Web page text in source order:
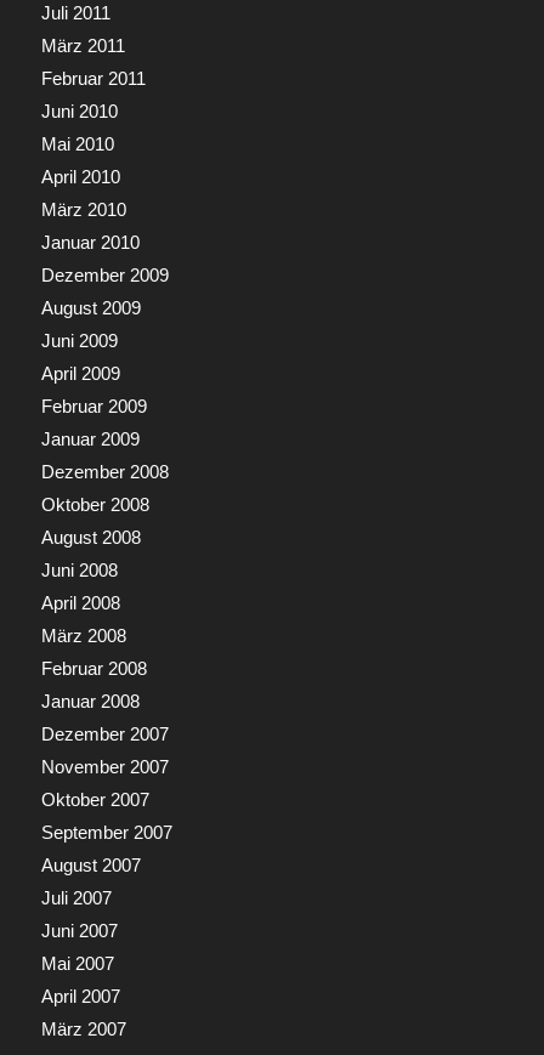
Juli 2011
März 2011
Februar 2011
Juni 2010
Mai 2010
April 2010
März 2010
Januar 2010
Dezember 2009
August 2009
Juni 2009
April 2009
Februar 2009
Januar 2009
Dezember 2008
Oktober 2008
August 2008
Juni 2008
April 2008
März 2008
Februar 2008
Januar 2008
Dezember 2007
November 2007
Oktober 2007
September 2007
August 2007
Juli 2007
Juni 2007
Mai 2007
April 2007
März 2007